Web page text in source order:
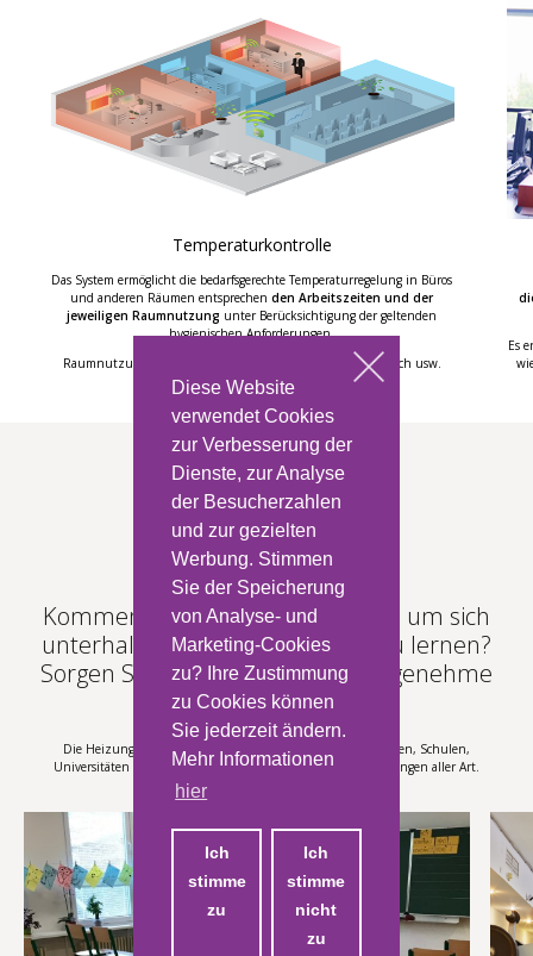
Diese Website
verwendet Cookies
zur Verbesserung der
Dienste, zur Analyse
der Besucherzahlen
und zur gezielten
Werbung. Stimmen
Sie der Speicherung
von Analyse- und
Marketing-Cookies
zu? Ihre Zustimmung
zu Cookies können
Sie jederzeit ändern.
Mehr Informationen
hier
Ich
stimme
zu
Ich
stimme
nicht
zu
Temperaturkontrolle
Das System ermöglicht die bedarfsgerechte Temperaturregelung in Büros
und anderen Räumen entsprechenden Arbeitszeiten und der
jeweiligen Raumnutzung unter Berücksichtigung der geltenden
hygienischen Anforderungen.
Raumnutzung: Büro, Flur, Besprechungsraum, Sanitärbereich usw.
Es
Kultur und Bildung
Kommen die Menschen zu Ihnen, um sich
unterhalten zu lassen oder um zu lernen?
Sorgen Sie dafür, dass es eine angenehme
Erfahrung ist.
Die Heizungszonenregelung eignet sich ideal für Kindergärten, Schulen,
Universitäten sowie für Sport-, Kultur- und Bildungseinrichtungen aller Art.